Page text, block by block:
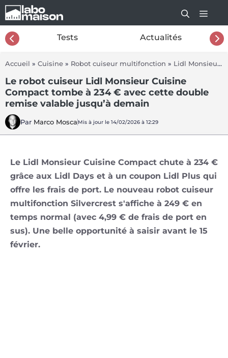
Aller
au
contenu
Tests Actualités
Accueil » Cuisine » Robot cuiseur multifonction » Lidl Monsieur Cuisine Compact
Le robot cuiseur Lidl Monsieur Cuisine
Compact tombe à 234 € avec cette double
remise valable jusqu’à demain
Par Marco Mosca Mis à jour le 14/02/2026 à 12:29
Le Lidl Monsieur Cuisine Compact chute à 234 €
grâce aux Lidl Days et à un coupon Lidl Plus qui
offre les frais de port. Le nouveau robot cuiseur
multifonction Silvercrest s'affiche à 249 € en
temps normal (avec 4,99 € de frais de port en
sus). Une belle opportunité à saisir avant le 15
février.